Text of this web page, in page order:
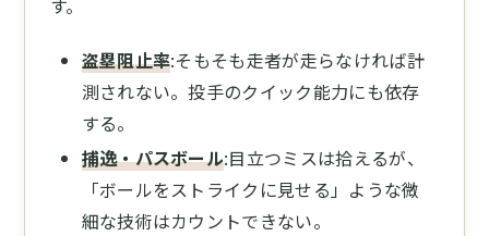
盗塁阻止率:そもそも走者が走らなければ計
測されない。投手のクイック能力にも依存
する。
捕逸・パスボール:目立つミスは拾えるが、
「ボールをストライクに見せる」ような微
細な技術はカウントできない。